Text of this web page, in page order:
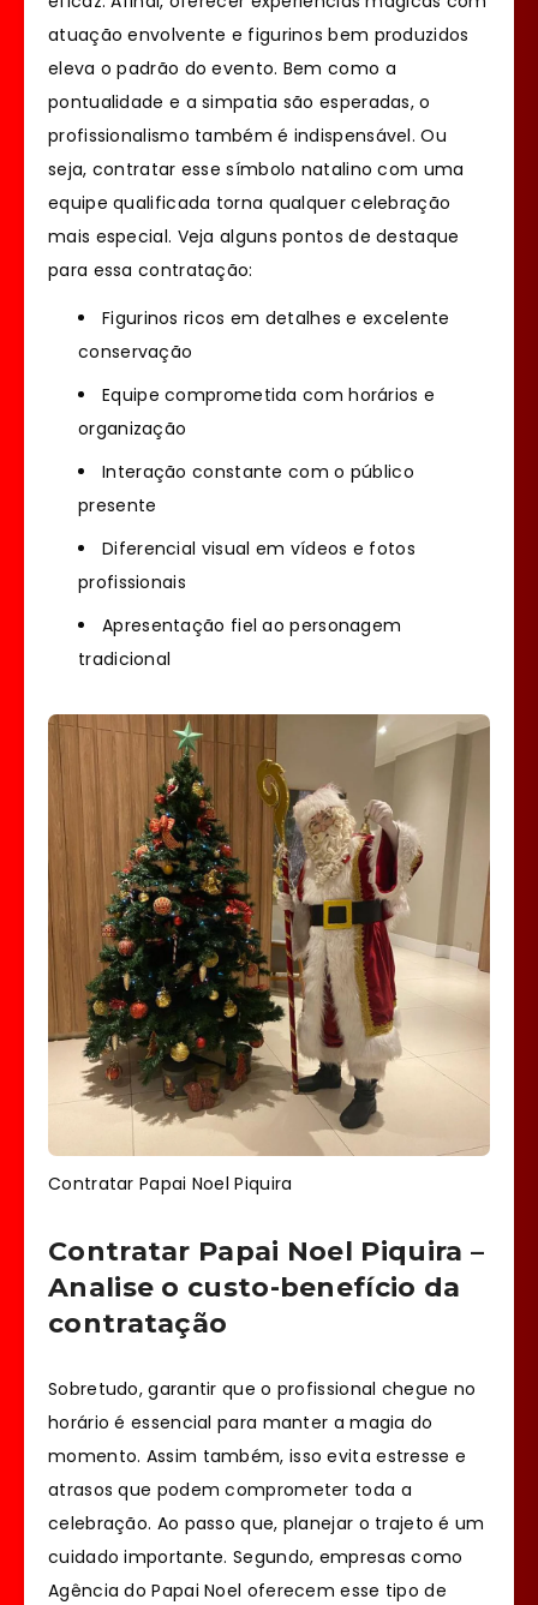
atuação envolvente e figurinos bem produzidos
eleva o padrão do evento. Bem como a
pontualidade e a simpatia são esperadas, o
profissionalismo também é indispensável. Ou
seja, contratar esse símbolo natalino com uma
equipe qualificada torna qualquer celebração
mais especial. Veja alguns pontos de destaque
para essa contratação:
Figurinos ricos em detalhes e excelente
conservação
Equipe comprometida com horários e
organização
Interação constante com o público
presente
Diferencial visual em vídeos e fotos
profissionais
Apresentação fiel ao personagem
tradicional
Contratar Papai Noel Piquira
Contratar Papai Noel Piquira –
Analise o custo-benefício da
contratação
Sobretudo, garantir que o profissional chegue no
horário é essencial para manter a magia do
momento. Assim também, isso evita estresse e
atrasos que podem comprometer toda a
celebração. Ao passo que, planejar o trajeto é um
cuidado importante. Segundo, empresas como
Agência do Papai Noel oferecem esse tipo de